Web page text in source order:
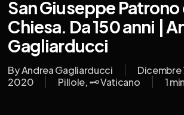
San Giuseppe
Chiesa. Da 150 anni |
Gagliarducci
ByAndrea Gagliarducci
Dicembre
2020
Pillole,🗝️ Vaticano 1